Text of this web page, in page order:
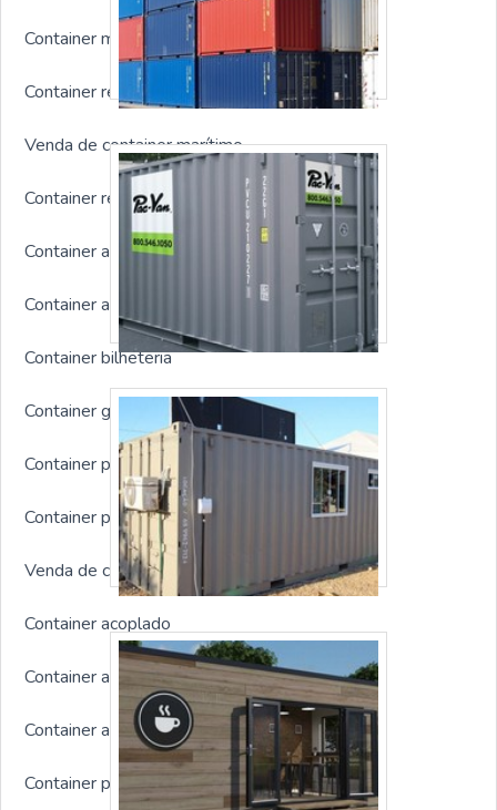
Container modular preço
Container reefer preço
Venda de container marítimo
Container refrigerado 40 pés
Container almoxarifado usado
Container alojamento obra
Container bilheteria
Container guarita com banheiro
Container para eventos
Container personalizado preço
Venda de container para moradia
Container acoplado
Container almoxarifado para obra
Container alojamento preço
Container para arquivo morto